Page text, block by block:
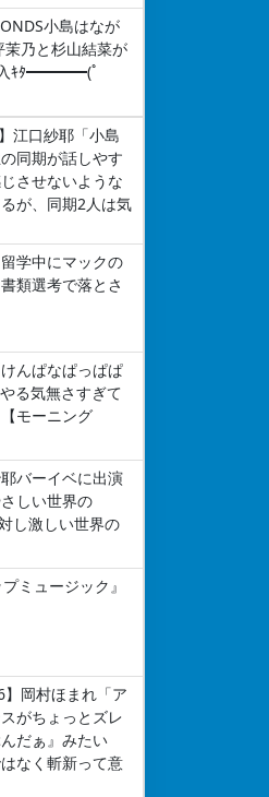
小島はなが
乃と杉山結菜が
入ｷﾀ━━━━(ﾟ
江口紗耶「小島
同期が話しやす
させないような
が、同期2人は気
学中にマックの
類選考で落とさ
んぱなぱっぱぱ
気無さすぎて
モーニング
バーイベに出演
しい世界の
し激しい世界の
ミュージック』
】岡村ほまれ「ア
がちょっとズレ
だぁ』みたい
なく斬新って意